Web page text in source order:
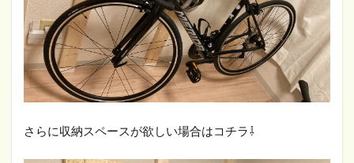
さらに収納スペースが欲しい場合はコチラ⇩